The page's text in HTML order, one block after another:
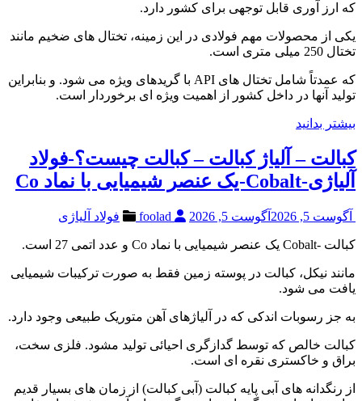
که ارز آوری قابل توجهی برای کشور دارد.
یکی از محصولات مهم فولادی در این زمینه، تختال های ضخیم مانند
تختال 250 میلی متری است.
که عمدتاً شامل تختال های API با گریدهای ویژه می شود. و بنابراین
تولید آنها در داخل کشور از اهمیت ویژه ای برخوردار است.
بیشتر بدانید
کبالت – آلیاژ کبالت – کبالت چیست؟-فولاد
آلیاژی-Cobalt-یک عنصر شیمیایی با نماد Co
آگوست 5, 2026 آگوست 5, 2026 فولاد آلیاژی
کبالت -Cobalt یک عنصر شیمیایی با نماد Co و عدد اتمی 27 است.
مانند نیکل، کبالت در پوسته زمین فقط به صورت ترکیبات شیمیایی
یافت می شود.
به جز رسوبات اندکی که در آلیاژهای آهن متوریک طبیعی وجود دارد.
کبالت خالص که توسط گدازگری احیائی تولید مشود. فلزی سخت،
براق و خاکستری نقره ای است.
از رنگدانه های آبی پایه کبالت (آبی کبالت) از زمان های بسیار قدیم